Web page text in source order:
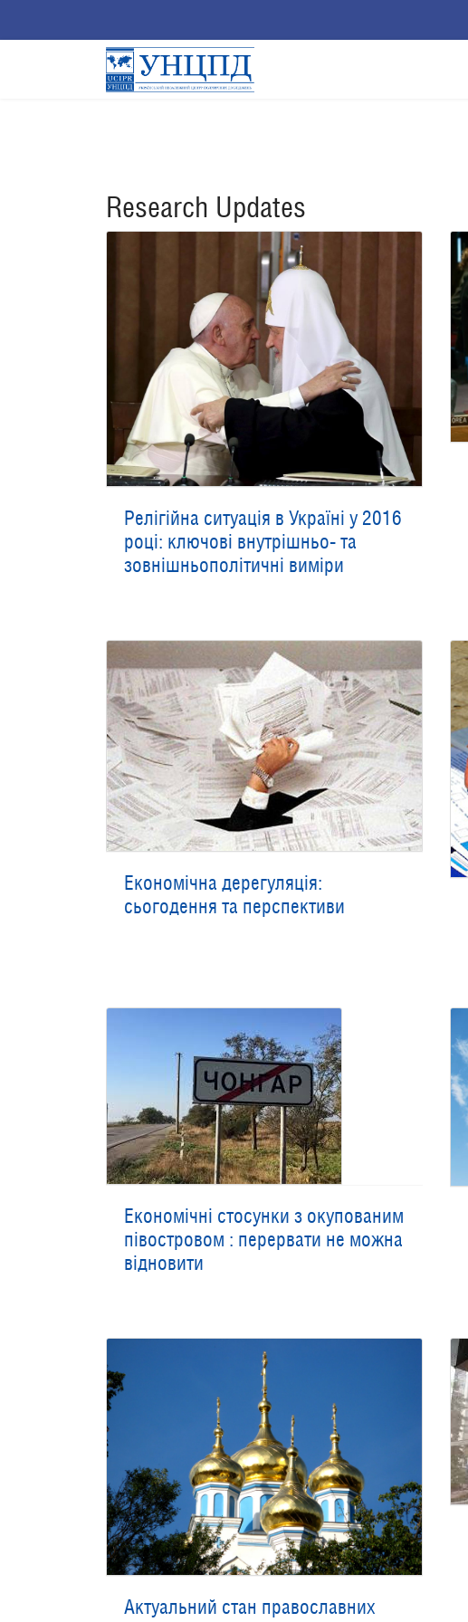
Research Updates
Релігійна ситуація в Україні у 2016
році: ключові внутрішньо- та
зовнішньополітичні виміри
Економічна дерегуляція:
сьогодення та перспективи
Економічні стосунки з окупованим
півостровом : перервати не можна
відновити
Актуальний стан православних